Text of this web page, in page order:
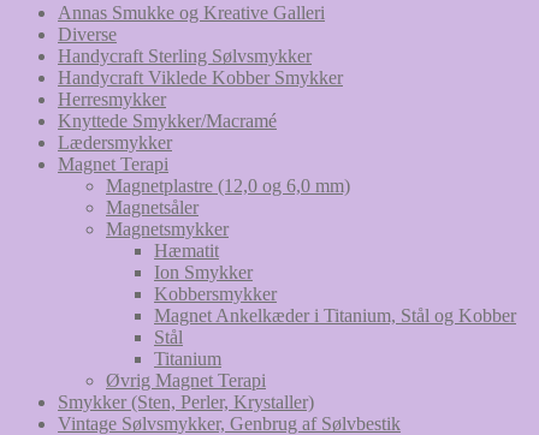
Annas Smukke og Kreative Galleri
Diverse
Handycraft Sterling Sølvsmykker
Handycraft Viklede Kobber Smykker
Herresmykker
Knyttede Smykker/Macramé
Lædersmykker
Magnet Terapi
Magnetplastre (12,0 og 6,0 mm)
Magnetsåler
Magnetsmykker
Hæmatit
Ion Smykker
Kobbersmykker
Magnet Ankelkæder i Titanium, Stål og Kobber
Stål
Titanium
Øvrig Magnet Terapi
Smykker (Sten, Perler, Krystaller)
Vintage Sølvsmykker, Genbrug af Sølvbestik